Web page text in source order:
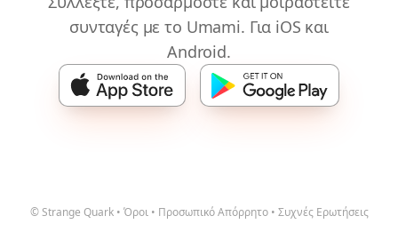
συνταγές με το Umami. Για iOS και
Android.
© Strange Quark • Όροι • Προσωπικό Απόρρητο • Συχνές Ερωτήσεις